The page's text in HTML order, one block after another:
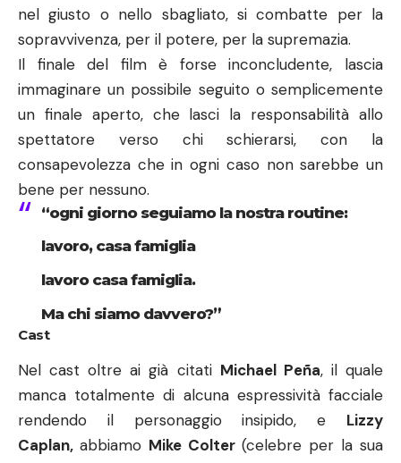
nel giusto o nello sbagliato, si combatte per la
sopravvivenza, per il potere, per la supremazia.
Il finale del film è forse inconcludente, lascia
immaginare un possibile seguito o semplicemente
un finale aperto, che lasci la responsabilità allo
spettatore verso chi schierarsi, con la
consapevolezza che in ogni caso non sarebbe un
bene per nessuno.
“ogni giorno seguiamo la nostra routine:
lavoro, casa famiglia
lavoro casa famiglia.
Ma chi siamo davvero?”
Cast
Nel cast oltre ai già citati Michael Peña, il quale
manca totalmente di alcuna espressività facciale
rendendo il personaggio insipido, e Lizzy
Caplan, abbiamo Mike Colter(celebre per la sua